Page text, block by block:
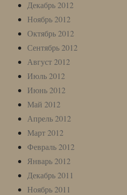
Декабрь 2012
Ноябрь 2012
Октябрь 2012
Сентябрь 2012
Август 2012
Июль 2012
Июнь 2012
Май 2012
Апрель 2012
Март 2012
Февраль 2012
Январь 2012
Декабрь 2011
Ноябрь 2011